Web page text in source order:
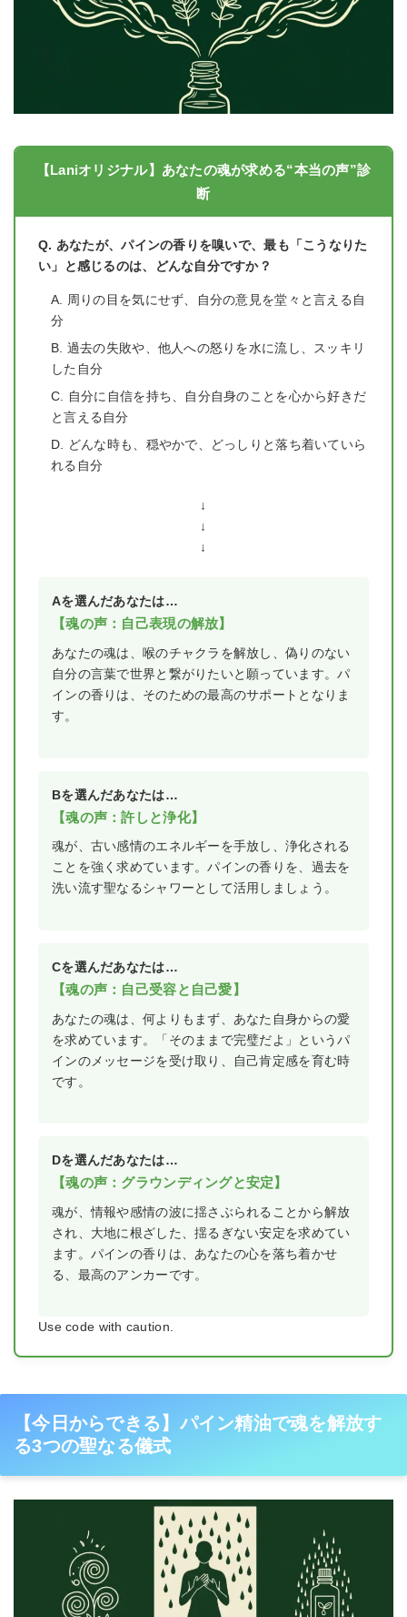
【Laniオリジナル】あなたの魂が求める“本当の声”診
断
Q. あなたが、パインの香りを嗅いで、最も「こうなりた
い」と感じるのは、どんな自分ですか？
A. 周りの目を気にせず、自分の意見を堂々と言える自
分
B. 過去の失敗や、他人への怒りを水に流し、スッキリ
した自分
C. 自分に自信を持ち、自分自身のことを心から好きだ
と言える自分
D. どんな時も、穏やかで、どっしりと落ち着いていら
れる自分
↓
↓
↓
Aを選んだあなたは…
【魂の声：自己表現の解放】
あなたの魂は、喉のチャクラを解放し、偽りのない
自分の言葉で世界と繋がりたいと願っています。パ
インの香りは、そのための最高のサポートとなりま
す。
Bを選んだあなたは…
【魂の声：許しと浄化】
魂が、古い感情のエネルギーを手放し、浄化される
ことを強く求めています。パインの香りを、過去を
洗い流す聖なるシャワーとして活用しましょう。
Cを選んだあなたは…
【魂の声：自己受容と自己愛】
あなたの魂は、何よりもまず、あなた自身からの愛
を求めています。「そのままで完璧だよ」というパ
インのメッセージを受け取り、自己肯定感を育む時
です。
Dを選んだあなたは…
【魂の声：グラウンディングと安定】
魂が、情報や感情の波に揺さぶられることから解放
され、大地に根ざした、揺るぎない安定を求めてい
ます。パインの香りは、あなたの心を落ち着かせ
る、最高のアンカーです。
Use code with caution.
【今日からできる】パイン精油で魂を解放す
る3つの聖なる儀式